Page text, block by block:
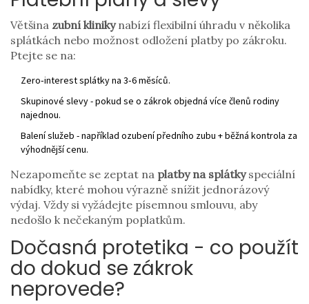
Většina zubní kliniky nabízí flexibilní úhradu v několika
splátkách nebo možnost odložení platby po zákroku.
Ptejte se na:
Zero‑interest splátky na 3‑6 měsíců.
Skupinové slevy - pokud se o zákrok objedná více členů rodiny
najednou.
Balení služeb - například ozubení předního zubu + běžná kontrola za
výhodnější cenu.
Nezapomeňte se zeptat na platby na splátky speciální
nabídky, které mohou výrazně snížit jednorázový
výdaj. Vždy si vyžádejte písemnou smlouvu, aby
nedošlo k nečekaným poplatkům.
Dočasná protetika - co použít
do dokud se zákrok
neprovede?